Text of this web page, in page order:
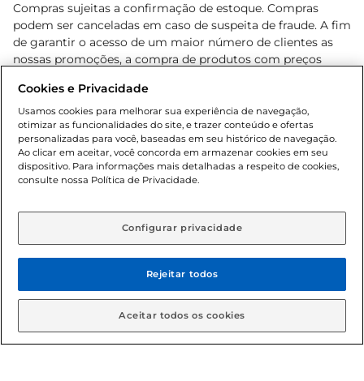
Compras sujeitas a confirmação de estoque. Compras
podem ser canceladas em caso de suspeita de fraude. A fim
de garantir o acesso de um maior número de clientes as
nossas promoções, a compra de produtos com preços
cliente. Os preços, ofertas e condições são exclusivos para
o e-commerce e válidos durante o dia de hoje, podendo
sofrer alterações sem prévia notificação. Proibida a venda
de bebidas alcoólicas para menores de 18 anos, conforme
Lei n.º 8069/90, art. 81, inciso II (Estatuto da Criança e do
Adolescente). Preços e condições exclusivos para o
aviso prévio. O valor mínimo para as compras on-line é de
© 2026 Copyright. Todos os direitos
reservados Gbarbosa.
Cookies e Privacidade
Usamos cookies para melhorar sua experiência de navegação,
otimizar as funcionalidades do site, e trazer conteúdo e ofertas
personalizadas para você, baseadas em seu histórico de navegação.
Ao clicar em aceitar, você concorda em armazenar cookies em seu
dispositivo. Para informações mais detalhadas a respeito de cookies,
consulte nossa Política de Privacidade.
Configurar privacidade
Rejeitar todos
Aceitar todos os cookies